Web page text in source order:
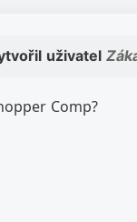
uživatel
Comp?